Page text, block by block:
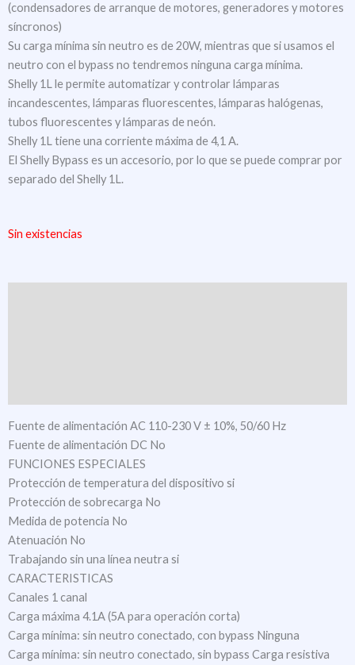
(condensadores de arranque de motores, generadores y motores
síncronos)
Su carga mínima sin neutro es de 20W, mientras que si usamos el
neutro con el bypass no tendremos ninguna carga mínima.
Shelly 1L le permite automatizar y controlar lámparas
incandescentes, lámparas fluorescentes, lámparas halógenas,
tubos fluorescentes y lámparas de neón.
Shelly 1L tiene una corriente máxima de 4,1 A.
El Shelly Bypass es un accesorio, por lo que se puede comprar por
separado del Shelly 1L.
Sin existencias
Fuente de alimentación AC 110-230 V ± 10%, 50/60 Hz
Fuente de alimentación DC No
FUNCIONES ESPECIALES
Protección de temperatura del dispositivo si
Protección de sobrecarga No
Medida de potencia No
Atenuación No
Trabajando sin una línea neutra si
CARACTERISTICAS
Canales 1 canal
Carga máxima 4.1A (5A para operación corta)
Carga mínima: sin neutro conectado, con bypass Ninguna
Carga mínima: sin neutro conectado, sin bypass Carga resistiva